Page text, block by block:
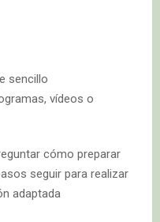
sencillo
vídeos o
cómo preparar
seguir para realizar
adaptada